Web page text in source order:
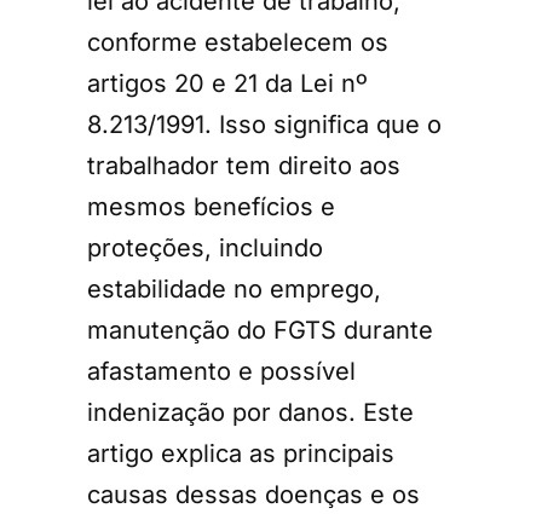
conforme estabelecem os
artigos 20 e 21 da Lei nº
8.213/1991. Isso significa que o
trabalhador tem direito aos
mesmos benefícios e
proteções, incluindo
estabilidade no emprego,
manutenção do FGTS durante
afastamento e possível
indenização por danos. Este
artigo explica as principais
causas dessas doenças e os